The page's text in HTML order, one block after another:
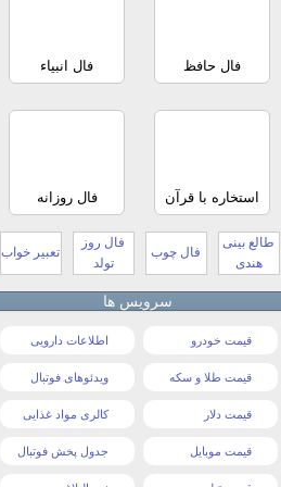
فال حافظ فال انبیاء
استخاره با قرآن فال روزانه
طالع بینی
هندی
فال چوب
فال روز
تولد
تعبیر خواب
سرویس ها
قیمت خودرو اطلاعات دارویی
قیمت طلا و سکه ویدئوهای فوتبال
قیمت دلار کالری مواد غذایی
قیمت موبایل جدول پخش فوتبال